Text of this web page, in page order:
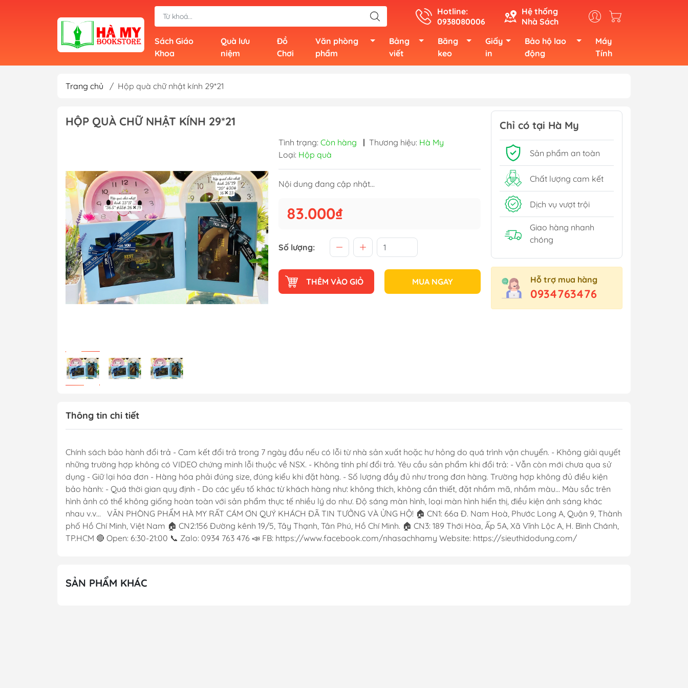
Hotline:
0938080006
Hệ thống
Nhà Sách
Sách Giáo
Khoa
Quà lưu
niệm
Đồ
Chơi
Văn phòng
phẩm
Bảng
viết
Băng
keo
Giấy
in
Bảo hộ lao
động
Máy
Tính
Trang chủ / Hộp quà chữ nhật kính 29*21
HỘP QUÀ CHỮ NHẬT KÍNH 29*21
Tình trạng: Còn hàng | Thương hiệu: Hà My
Loại: Hộp quà
Nội dung đang cập nhật...
83.000₫
Số lượng:
THÊM VÀO GIỎ MUA NGAY
Chỉ có tại Hà My
Sản phẩm an toàn
Chất lượng cam kết
Dịch vụ vượt trội
Giao hàng nhanh
chóng
Hỗ trợ mua hàng
0934763476
Thông tin chi tiết
Chính sách bảo hành đổi trả - Cam kết đổi trả trong 7 ngày đầu nếu có lỗi từ nhà sản xuất hoặc hư hỏng do quá trình vận chuyển. - Không giải quyết
những trường hợp không có VIDEO chứng minh lỗi thuộc về NSX. - Không tính phí đổi trả. Yêu cầu sản phẩm khi đổi trả: - Vẫn còn mới chưa qua sử
dụng - Giữ lại hóa đơn - Hàng hóa phải đúng size, đúng kiểu khi đặt hàng. - Số lượng đầy đủ như trong đơn hàng. Trường hợp không đủ điều kiện
bảo hành: - Quá thời gian quy định - Do các yếu tố khác từ khách hàng như: không thích, không cần thiết, đặt nhầm mã, nhầm màu... Màu sắc trên
hình ảnh có thể không giống hoàn toàn với sản phẩm thực tế nhiều lý do như. Độ sáng màn hình, loại màn hình hiển thị, điều kiện ánh sáng khác
nhau v.v... VĂN PHÒNG PHẨM HÀ MY RẤT CÁM ƠN QUÝ KHÁCH ĐÃ TIN TƯỞNG VÀ ỬNG HỘ! 🏠 CN1: 66a Đ. Nam Hoà, Phước Long A, Quận 9, Thành
phố Hồ Chí Minh, Việt Nam 🏠 CN2:156 Đường kênh 19/5, Tây Thạnh, Tân Phú, Hồ Chí Minh. 🏠 CN3: 189 Thới Hòa, Ấp 5A, Xã Vĩnh Lộc A, H. Bình Chánh,
TP.HCM 🔴 Open: 6:30-21:00 📞 Zalo: 0934 763 476 📣 FB: https://www.facebook.com/nhasachhamy Website: https://sieuthidodung.com/
SẢN PHẨM KHÁC